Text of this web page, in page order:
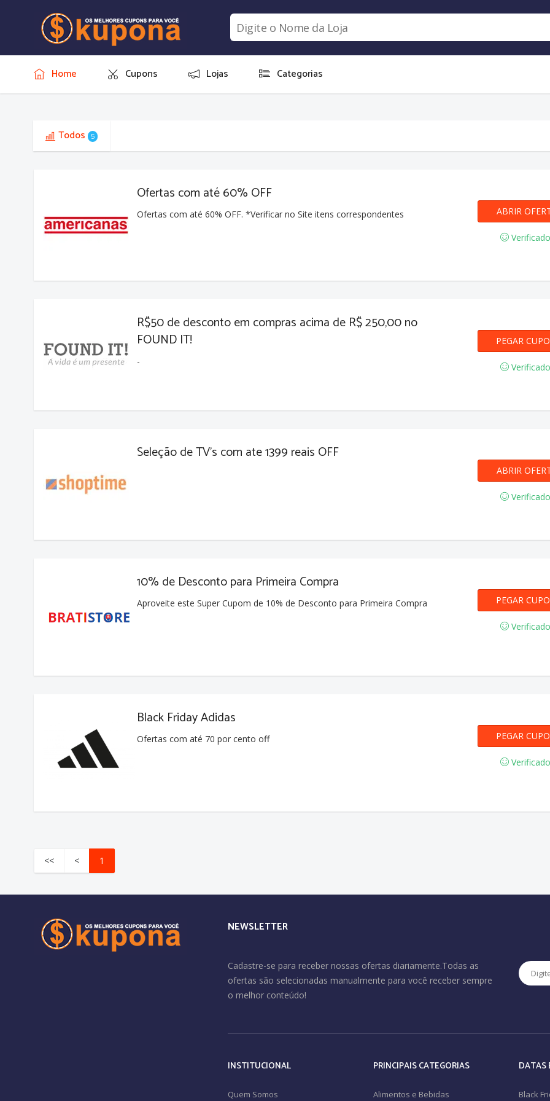
Home Cupons Lojas Categorias
Todos 5
Ofertas com até 60% OFF
Ofertas com até 60% OFF. *Verificar no Site itens correspondentes ABRIR
Verificado
R$50 de desconto em compras acima de R$ 250,00 no
FOUND IT!
-
PEGAR
Verificado
Seleção de TV's com ate 1399 reais OFF
ABRIR
Verificado
10% de Desconto para Primeira Compra
Aproveite este Super Cupom de 10% de Desconto para Primeira Compra PEGAR
Verificado
Black Friday Adidas
Ofertas com até 70 por cento off PEGAR
Verificado
<< < 1
NEWSLETTER
Cadastre-se para receber nossas ofertas diariamente.Todas as
ofertas são selecionadas manualmente para você receber sempre
o melhor conteúdo!
INSTITUCIONAL
Quem Somos
PRINCIPAIS CATEGORIAS
Alimentos e Bebidas
DATAS
Black